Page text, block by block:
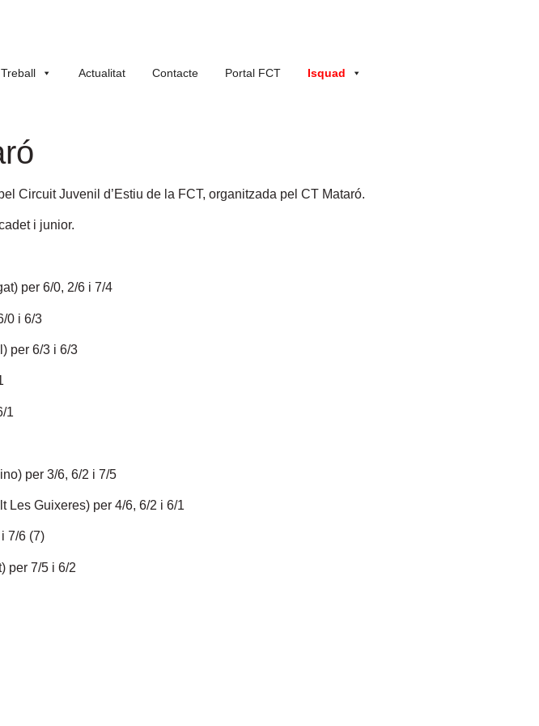
Actualitat Contacte Portal FCT Isquad
Circuit Juvenil d’Estiu de la FCT, organitzada pel CT Mataró.
i junior.
per 6/0, 2/6 i 7/4
0 i 6/3
per 6/3 i 6/3
1
per 3/6, 6/2 i 7/5
Les Guixeres) per 4/6, 6/2 i 6/1
7/6 (7)
per 7/5 i 6/2